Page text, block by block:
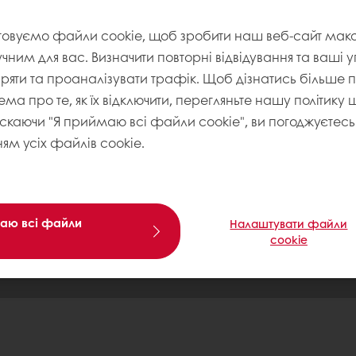
файли cookie, щоб зробити наш веб-сайт
для вас. Визначити повторні відвідування та ваші
та проаналізувати трафік. Щоб дізнатись
про те, як їх відключити, перегляньте нашу
"Я приймаю всі файли cookie", ви погоджуєтесь
усіх файлів cookie.
всі файли
Налаштувати файли
cookie
Політика Конфіденційності